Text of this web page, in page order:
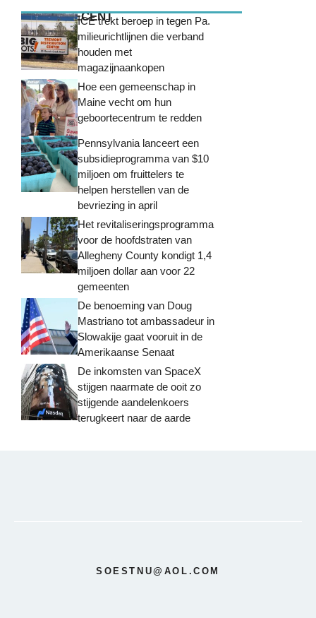
MEEST RECENTICE trekt beroep in tegen Pa.
milieurichtlijnen die verband
houden met
magazijnaankopen
Hoe een gemeenschap in
Maine vecht om hun
geboortecentrum te redden
Pennsylvania lanceert een
subsidieprogramma van $10
miljoen om fruittelers te
helpen herstellen van de
bevriezing in april
Het revitaliseringsprogramma
voor de hoofdstraten van
Allegheny County kondigt 1,4
miljoen dollar aan voor 22
gemeenten
De benoeming van Doug
Mastriano tot ambassadeur in
Slowakije gaat vooruit in de
Amerikaanse Senaat
De inkomsten van SpaceX
stijgen naarmate de ooit zo
stijgende aandelenkoers
terugkeert naar de aarde
SOESTNU@AOL.COM